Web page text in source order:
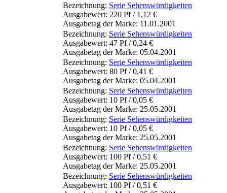
Bezeichnung: Serie Sehenswürdigkeiten
Ausgabewert: 220 Pf / 1,12 €
Ausgabetag der Marke: 11.01.2001
Bezeichnung: Serie Sehenswürdigkeiten
Ausgabewert: 47 Pf / 0,24 €
Ausgabetag der Marke: 05.04.2001
Bezeichnung: Serie Sehenswürdigkeiten
Ausgabewert: 80 Pf / 0,41 €
Ausgabetag der Marke: 05.04.2001
Bezeichnung: Serie Sehenswürdigkeiten
Ausgabewert: 10 Pf / 0,05 €
Ausgabetag der Marke: 25.05.2001
Bezeichnung: Serie Sehenswürdigkeiten
Ausgabewert: 10 Pf / 0,05 €
Ausgabetag der Marke: 25.05.2001
Bezeichnung: Serie Sehenswürdigkeiten
Ausgabewert: 100 Pf / 0,51 €
Ausgabetag der Marke: 25.05.2001
Bezeichnung: Serie Sehenswürdigkeiten
Ausgabewert: 100 Pf / 0,51 €